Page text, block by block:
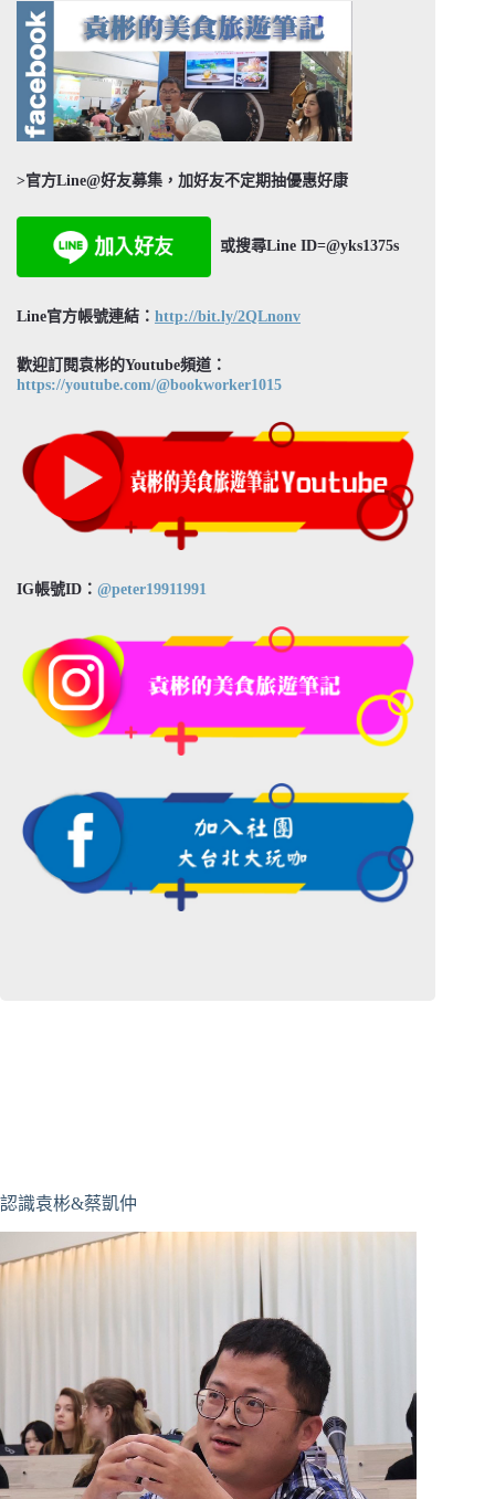
>官方Line@好友募集，加好友不定期抽優惠好康
或搜尋Line ID=@yks1375s
Line官方帳號連結： http://bit.ly/2QLnonv
歡迎訂閱袁彬的Youtube頻道：
https://youtube.com/@bookworker1015
IG帳號ID： @peter19911991
認識袁彬&蔡凱仲